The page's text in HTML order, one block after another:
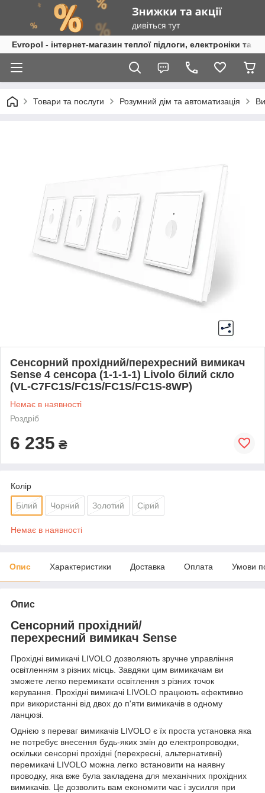
Evropol - інтернет-магазин теплої підлоги, електроніки та
Товари та послуги Розумний дім та автоматизація
Сенсорний прохідний/перехресний вимикач
Sense 4 сенсора (1-1-1-1) Livolo білий скло
(VL-C7FC1S/FC1S/FC1S/FC1S-8WP)
Немає в наявності
Роздріб
6 235 ₴
Колір
Білий Чорний Золотий Сірий
Немає в наявності
Опис Характеристики Доставка Оплата Умови
Опис
Сенсорний прохідний/
перехресний вимикач Sense
Прохідні вимикачі LIVOLO дозволяють зручне управління
освітленням з різних місць. Завдяки цим вимикачам ви
зможете легко перемикати освітлення з різних точок
керування. Прохідні вимикачі LIVOLO працюють ефективно
при використанні від двох до п'яти вимикачів в одному
ланцюзі.
Однією з переваг вимикачів LIVOLO є їх проста установка яка
не потребує внесення будь-яких змін до електропроводки,
оскільки сенсорні прохідні (перехресні, альтернативні)
перемикачі LIVOLO можна легко встановити на наявну
проводку, яка вже була закладена для механічних прохідних
вимикачів. Це дозволить вам економити час і зусилля при